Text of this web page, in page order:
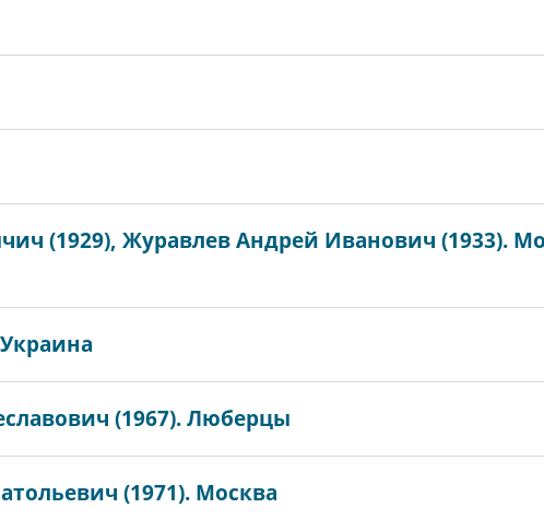
(1929), Журавлев Андрей Иванович (1933).
(1967). Люберцы
(1971). Москва